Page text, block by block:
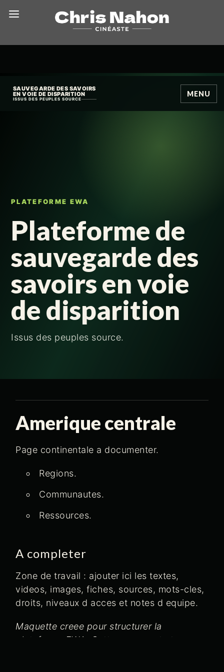
SAUVEGARDE DES SAVOIRS
EN VOIE DE DISPARITION
ISSUS DES PEUPLES SOURCE
MENU
PLATEFORME EWA
Plateforme de
sauvegarde des
savoirs en voie
de disparition
Issus des peuples source.
Amerique centrale
Page continentale a documenter.
Regions.
Communautes.
Ressources.
A completer
Zone de travail : ajouter ici les textes,
videos, images, fiches, sources, mots-cles,
droits, niveaux d acces et notes d equipe.
Maquette creee pour structurer la
plateforme EWA. Cette page peut etre